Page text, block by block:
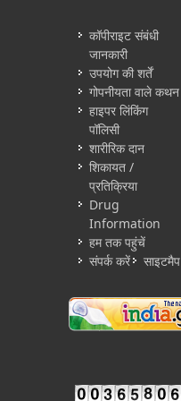
कॉपीराइट संबंधी
जानकारी
उपयोग की शर्तें
गोपनीयता वाले कथन
हाइपर लिंकिंग
पॉलिसी
शारीरिक दान
शिकायत /
प्रतिक्रिया
Drug
Information
हम तक पहुंचें
संपर्क करें
साइटमैप